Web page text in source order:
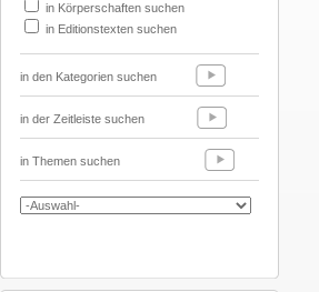
in Körperschaften suchen
in Editionstexten suchen
in den Kategorien suchen
in der Zeitleiste suchen
in Themen suchen